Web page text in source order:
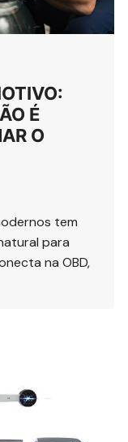
É
O
tem
para
na OBD,